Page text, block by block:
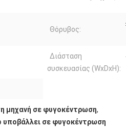
Θόρυβος:
Διάσταση
συσκευασίας (WxDxH):
μηχανή σε φυγοκέντρωση,
υποβάλλει σε φυγοκέντρωση